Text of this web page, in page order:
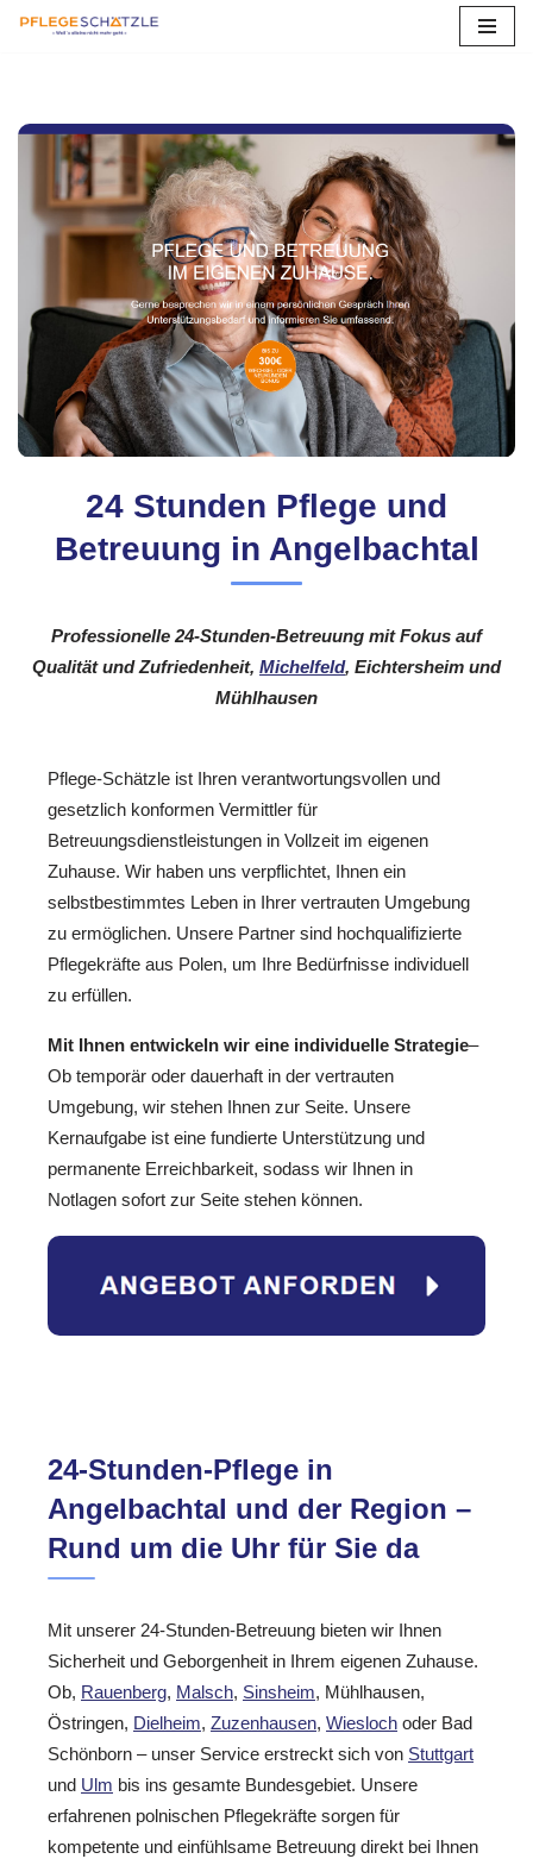
springen
24 Stunden Pflege und
Betreuung in Angelbachtal
Professionelle 24-Stunden-Betreuung mit Fokus auf
Qualität und Zufriedenheit, Michelfeld, Eichtersheim und
Mühlhausen
Pflege-Schätzle ist Ihren verantwortungsvollen und
gesetzlich konformen Vermittler für
Betreuungsdienstleistungen in Vollzeit im eigenen
Zuhause. Wir haben uns verpflichtet, Ihnen ein
selbstbestimmtes Leben in Ihrer vertrauten Umgebung
zu ermöglichen. Unsere Partner sind hochqualifizierte
Pflegekräfte aus Polen, um Ihre Bedürfnisse individuell
zu erfüllen.
Mit Ihnen entwickeln wir eine individuelle Strategie–
Ob temporär oder dauerhaft in der vertrauten
Umgebung, wir stehen Ihnen zur Seite. Unsere
Kernaufgabe ist eine fundierte Unterstützung und
permanente Erreichbarkeit, sodass wir Ihnen in
Notlagen sofort zur Seite stehen können.
24-Stunden-Pflege in
Angelbachtal und der Region –
Rund um die Uhr für Sie da
Mit unserer 24-Stunden-Betreuung bieten wir Ihnen
Sicherheit und Geborgenheit in Ihrem eigenen Zuhause.
Ob, Rauenberg, Malsch, Sinsheim, Mühlhausen,
Östringen, Dielheim, Zuzenhausen, Wiesloch oder Bad
Schönborn – unser Service erstreckt sich von Stuttgart
und Ulm bis ins gesamte Bundesgebiet. Unsere
erfahrenen polnischen Pflegekräfte sorgen für
kompetente und einfühlsame Betreuung direkt bei Ihnen